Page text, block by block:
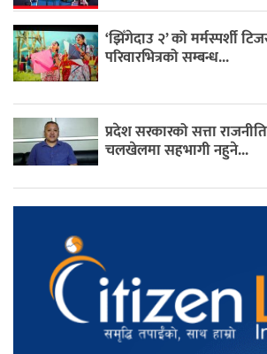
‘झिँगेदाउ २’ को मर्मस्पर्शी
परिवारभित्रको सम्बन्ध...
प्रदेश सरकारको सत्ता
चलखेलमा सहभागी नहुने...